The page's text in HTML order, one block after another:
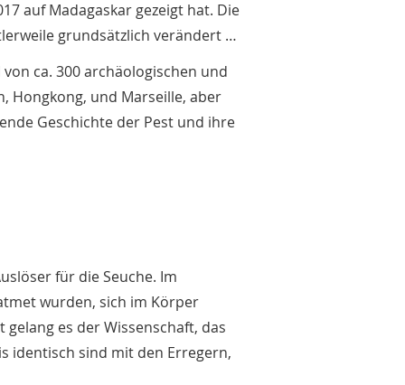
auf Madagaskar gezeigt hat. Die
grundsätzlich verändert …
ca. 300 archäologischen und
Hongkong, und Marseille, aber
Geschichte der Pest und ihre
für die Seuche. Im
wurden, sich im Körper
es der Wissenschaft, das
identisch sind mit den Erregern,